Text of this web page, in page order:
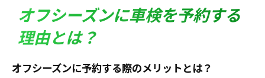
オフシーズンがもたらす車検の利便性
車検の予約はオフシーズンが狙い目！そのポイ
オフシーズンに車検を予約する
理由とは？
オフシーズンに予約する際のメリットとは？